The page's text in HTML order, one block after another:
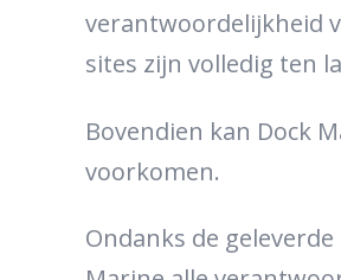
verantwoordelijkheid
sites zijn volledig ten
Bovendien kan Dock
voorkomen.
Ondanks de